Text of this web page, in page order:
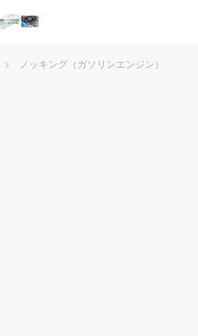
ノッキング（ガソリンエンジン）